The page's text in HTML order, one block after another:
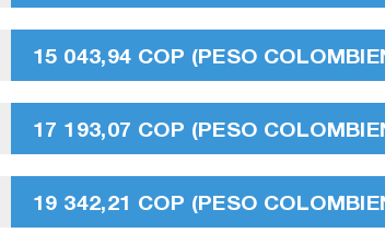
15 043,94 COP (PESO
17 193,07 COP (PESO
19 342,21 COP (PESO